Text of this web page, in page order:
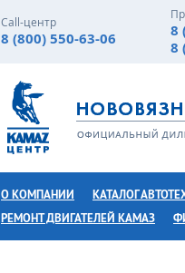
Call-центр
8 (800) 550-63-06
8
8
О КОМПАНИИ КАТАЛОГ
РЕМОНТ ДВИГАТЕЛЕЙ КАМАЗ